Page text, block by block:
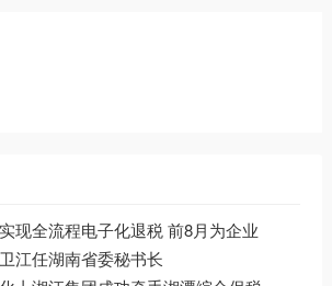
现全流程电子化退税 前8月为企业
126.56亿元
江任湖南省委秘书长